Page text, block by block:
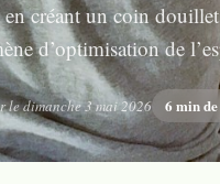
créant un coin
d’optimisation de
le dimanche 3 mai 2026 6 min